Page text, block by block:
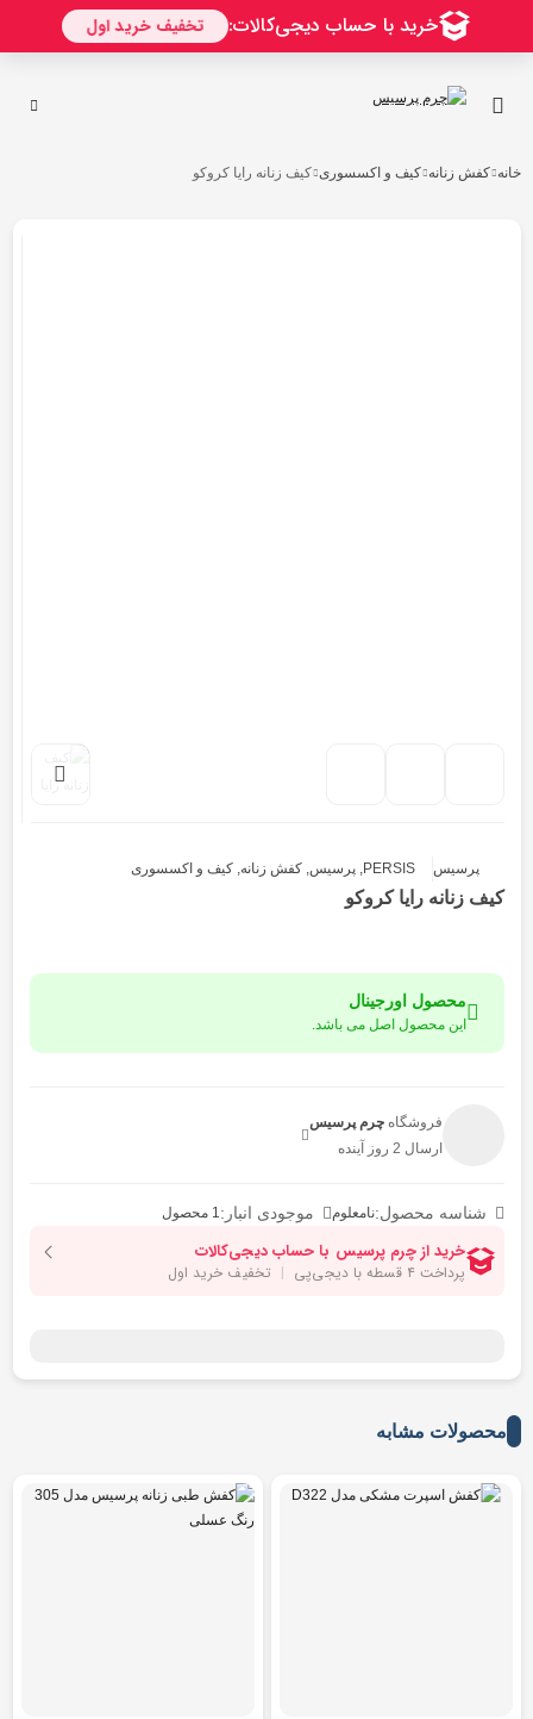
خانه کفش زنانه کیف و اکسسوری کیف زنانه رایا کروکو
پرسیس PERSIS
,پرسیس,کفش زنانه,کیف و اکسسوری
کیف زنانه رایا کروکو
محصول اورجینال
این محصول اصل می باشد.
فروشگاهچرم پرسیس
ارسال 2 روز آینده
شناسه محصول:نامعلوم موجودی انبار:1 محصول
محصولات مشابه